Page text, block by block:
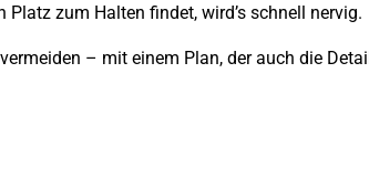
zum Halten findet, wird’s schnell nervig.
– mit einem Plan, der auch die